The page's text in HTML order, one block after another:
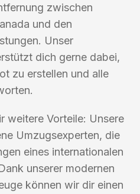
zwischen
und den
Unser
dich gerne dabei,
zu erstellen und alle
weitere Vorteile: Unsere
Umzugsexperten, die
eines internationalen
unserer modernen
können wir dir einen